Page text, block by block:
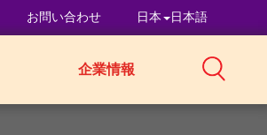
お問い合わせ 日本 日本語
企業情報